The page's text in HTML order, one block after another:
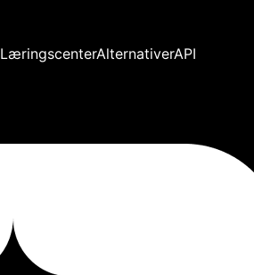
LæringscenterAlternativerAPI